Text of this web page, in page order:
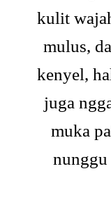
kulit
mulus,
kenyel,
juga
muka